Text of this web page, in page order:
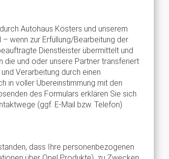
Autohaus Kösters und unserem
wenn zur Erfüllung/Bearbeitung der
Dienstleister übermittelt und
die und oder unsere Partner transferiert
Verarbeitung durch einen
in voller Übereinstimmung mit den
des Formulars erklären Sie sich
(ggf. E-Mail bzw. Telefon)
dass Ihre personenbezogenen